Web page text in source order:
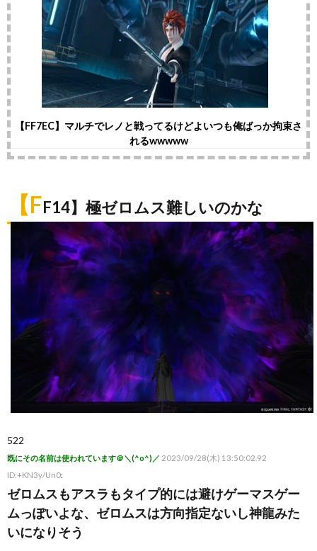
【FF7EC】マルチでレノと戦ってるけどよいつも俺ばっか拘束さ
れるwwwww
【FF14】極ゼロムス難しいのかな
522
既にその名前は使われています＠＼(^o^)／ 2023/09/28(木) 13:50:02.92
ID:+KN3y/Un0:
ゼロムスもアスラもタイプ的には避けゲーマスゲー
ムっぽいよな、ゼロムスは方向指定ないし神龍みた
いになりそう